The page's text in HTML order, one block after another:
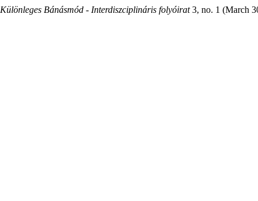
Különleges Bánásmód - Interdiszciplináris folyóirat3, no. 1 (March